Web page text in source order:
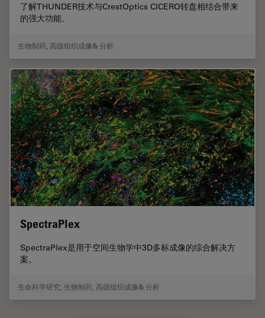
了解THUNDER技术与CrestOptics CICERO转盘相结合带来
的强大功能。
生物制药 高级组织成像& 分析
SpectraPlex
SpectraPlex是用于空间生物学中3D多标成像的综合解决方
案。
生命科学研究,生物制药, 高级组织成像& 分析